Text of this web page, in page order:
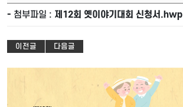
- 첨부파일 : 제12회 옛이야기대회 신청서.hwp
이전글 다음글